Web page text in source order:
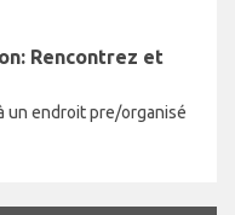
Rencontrez et
un endroit pre/organisé